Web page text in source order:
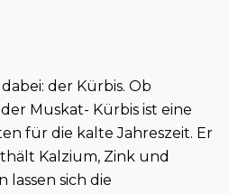
der Kürbis. Ob
Muskat- Kürbis ist eine
für die kalte Jahreszeit. Er
Kalzium, Zink und
lassen sich die